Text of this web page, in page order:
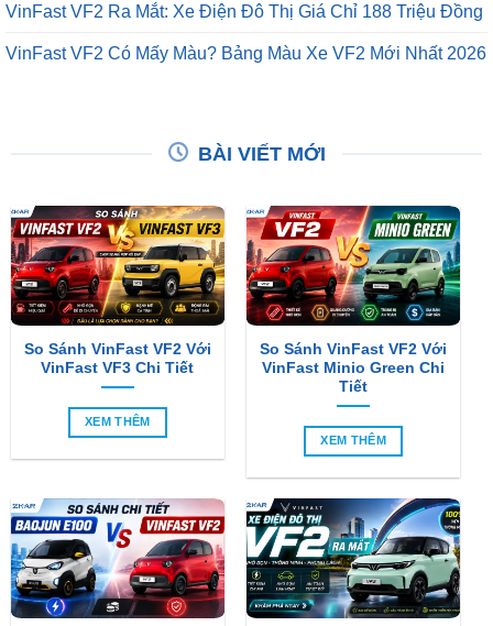
VinFast VF2 Ra Mắt: Xe Điện Đô Thị Giá Chỉ 188 Triệu Đồng
VinFast VF2 Có Mấy Màu? Bảng Màu Xe VF2 Mới Nhất 2026
BÀI VIẾT MỚI
So Sánh VinFast VF2 Với
VinFast VF3 Chi Tiết
XEM THÊM
So Sánh VinFast VF2 Với
VinFast Minio Green Chi
Tiết
XEM THÊM